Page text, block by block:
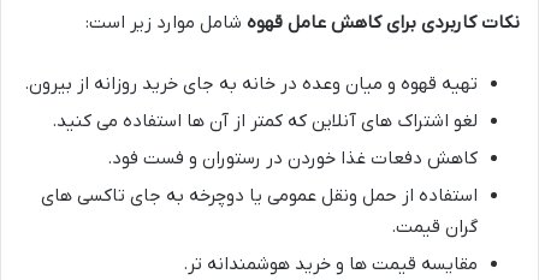
نکات کاربردی برای کاهش عامل قهوه شامل موارد زیر است:
تهیه قهوه و میان وعده در خانه به جای خرید روزانه از بیرون.
لغو اشتراک های آنلاین که کمتر از آن ها استفاده می کنید.
کاهش دفعات غذا خوردن در رستوران و فست فود.
استفاده از حمل ونقل عمومی یا دوچرخه به جای تاکسی های
گران قیمت.
مقایسه قیمت ها و خرید هوشمندانه تر.